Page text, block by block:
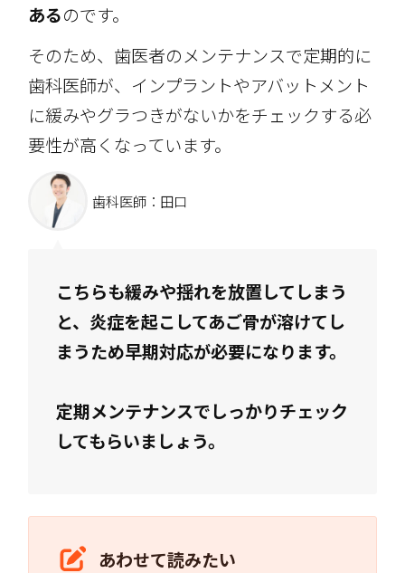
あるのです。
そのため、歯医者のメンテナンスで定期的に
歯科医師が、インプラントやアバットメント
に緩みやグラつきがないかをチェックする必
要性が高くなっています。
歯科医師：田口
こちらも緩みや揺れを放置してしまう
と、炎症を起こしてあご骨が溶けてし
まうため早期対応が必要になります。
定期メンテナンスでしっかりチェック
してもらいましょう。
あわせて読みたい